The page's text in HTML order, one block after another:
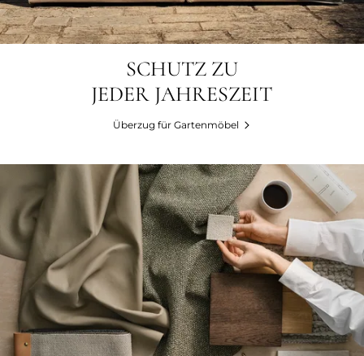
SCHUTZ ZU
JEDER JAHRESZEIT
Überzug für Gartenmöbel